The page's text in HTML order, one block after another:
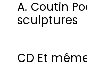
A. Coutin
sculptures
CD Et